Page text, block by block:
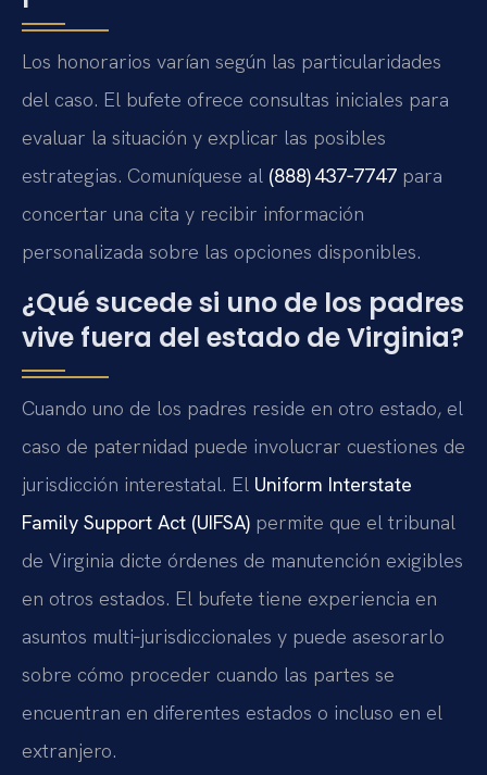
Los honorarios varían según las particularidades
del caso. El bufete ofrece consultas iniciales para
evaluar la situación y explicar las posibles
estrategias. Comuníquese al (888) 437‑7747 para
concertar una cita y recibir información
personalizada sobre las opciones disponibles.
¿Qué sucede si uno de los padres
vive fuera del estado de Virginia?
Cuando uno de los padres reside en otro estado, el
caso de paternidad puede involucrar cuestiones de
jurisdicción interestatal. El Uniform Interstate
Family Support Act (UIFSA) permite que el tribunal
de Virginia dicte órdenes de manutención exigibles
en otros estados. El bufete tiene experiencia en
asuntos multi‑jurisdiccionales y puede asesorarlo
sobre cómo proceder cuando las partes se
encuentran en diferentes estados o incluso en el
extranjero.